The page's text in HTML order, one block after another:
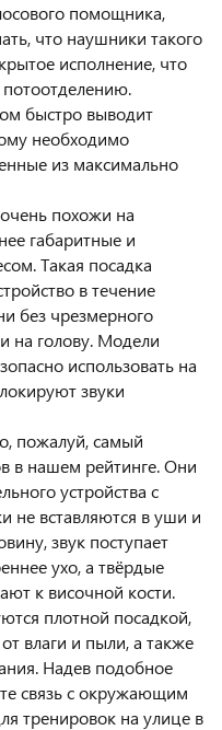
помощника,
что наушники такого
исполнение, что
быстро выводит
необходимо
из максимально
похожи на
габаритные и
Такая посадка
в течение
без чрезмерного
на голову. Модели
использовать на
звуки
пожалуй, самый
в нашем рейтинге. Они
устройства с
не вставляются в уши и
звук поступает
ухо, а твёрдые
к височной кости.
плотной посадкой,
влаги и пыли, а также
Надев подобное
связь с окружающим
тренировок на улице в